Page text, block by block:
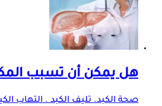
هل يمكن أن تسبب
صحة الكبد. تليف الكبد . التهاب